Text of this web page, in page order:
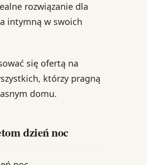
rozwiązanie dla
intymną w swoich
się ofertą na
którzy pragną
domu.
dzień noc